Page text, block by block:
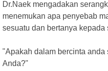
Dr.Naek mengadakan
menemukan apa penyebab
sesuatu dan bertanya kepada
"Apakah dalam bercinta
Anda?"